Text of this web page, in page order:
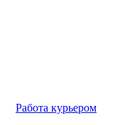
Работа курьером